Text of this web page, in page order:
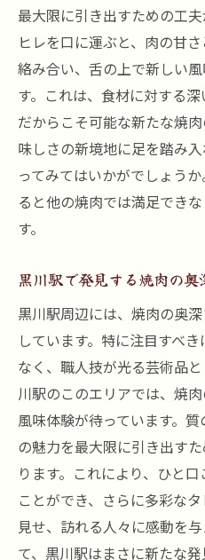
焼肉の新しいトレ
塩ヒレが生み出す
黒川駅での焼肉が
焼肉の未来を形作
塩ヒレの極みを体
職人技が光る塩ヒレ
時間を
贅沢なひと時を演
焼肉の真髄を知る
黒川駅で過ごす極
塩ヒレを楽しむた
焼肉通も唸る黒川駅の
塩ヒレが主役の隠
焼肉の達人が薦
黒川駅の隠れた名
塩ヒレが生み出す
焼肉通が足繁く通
最大限に引き出すための工
ヒレを口に運ぶと、肉の甘
絡み合い、舌の上で新しい
す。これは、食材に対する
だからこそ可能な新たな焼
味しさの新境地に足を踏み
ってみてはいかがでしょう
ると他の焼肉では満足でき
す。
黒川駅で発見する焼肉の奥
黒川駅周辺には、焼肉の奥
しています。特に注目すべ
なく、職人技が光る芸術品
川駅のこのエリアでは、焼
風味体験が待っています。
の魅力を最大限に引き出す
ります。これにより、ひと
ことができ、さらに多彩な
見せ、訪れる人々に感動を
て、黒川駅はまさに新たな